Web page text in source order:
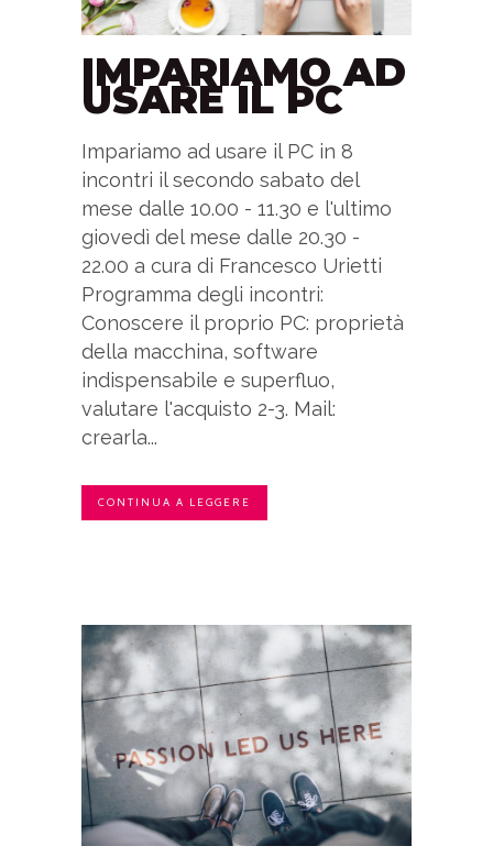
IMPARIAMO AD
USARE IL PC
Impariamo ad usare il PC in 8
incontri il secondo sabato del
mese dalle 10.00 - 11.30 e l'ultimo
giovedì del mese dalle 20.30 -
22.00 a cura di Francesco Urietti
Programma degli incontri:
Conoscere il proprio PC: proprietà
della macchina, software
indispensabile e superfluo,
valutare l'acquisto 2-3. Mail:
crearla...
CONTINUA A LEGGERE